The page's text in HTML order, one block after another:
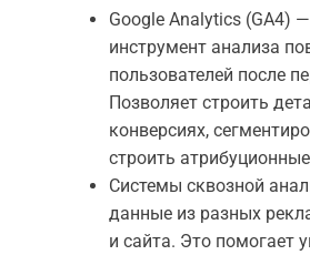
Google Analytics (GA4)
инструмент анализа
пользователей после
Позволяет строить
конверсиях,
строить
Системы сквозной
данные из разных
и сайта. Это помогает